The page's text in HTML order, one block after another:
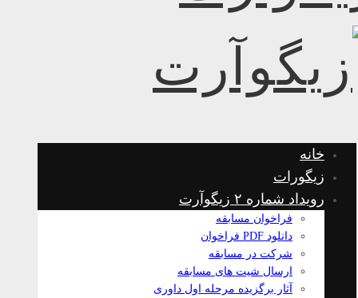
خانه
زیگورات
رویداد شماره ۲ زیگوآرت
فراخوان مسابقه
دانلود PDF فراخوان
شرکت در مسابقه
ارسال شیت های مسابقه
آثار برگزیده مرحله اول داوری